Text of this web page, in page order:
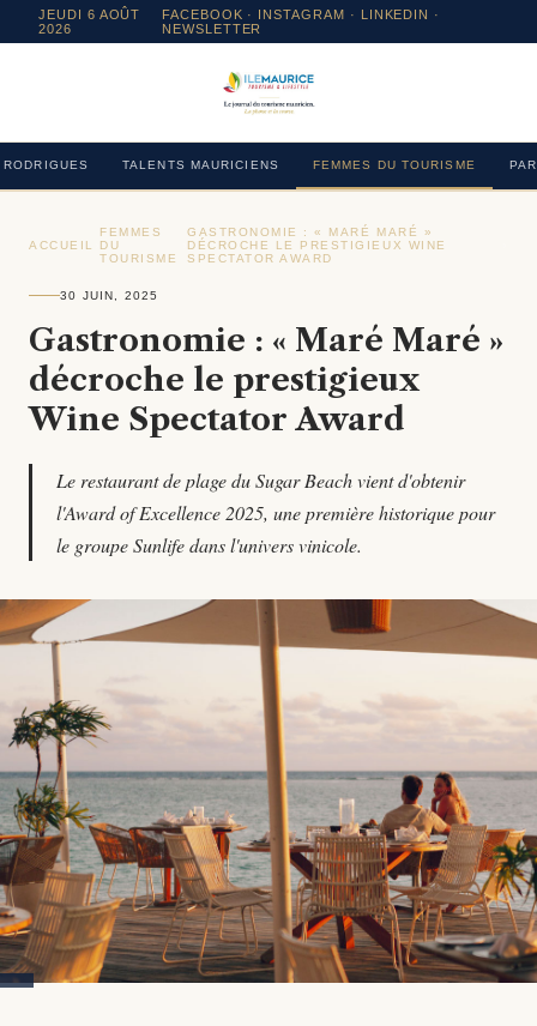
JEUDI 6 AOÛT
2026
FACEBOOK · INSTAGRAM · LINKEDIN ·
NEWSLETTER
RODRIGUES TALENTS MAURICIENS FEMMES DU TOURISME
ACCUEIL
FEMMES
DU
TOURISME
GASTRONOMIE : « MARÉ MARÉ »
DÉCROCHE LE PRESTIGIEUX WINE
SPECTATOR AWARD
30 JUIN, 2025
Gastronomie : « Maré Maré »
décroche le prestigieux
Wine Spectator Award
Le restaurant de plage du Sugar Beach vient d'obtenir
l'Award of Excellence 2025, une première historique pour
le groupe Sunlife dans l'univers vinicole.